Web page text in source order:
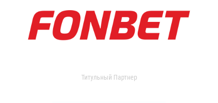
Титульный Партнер